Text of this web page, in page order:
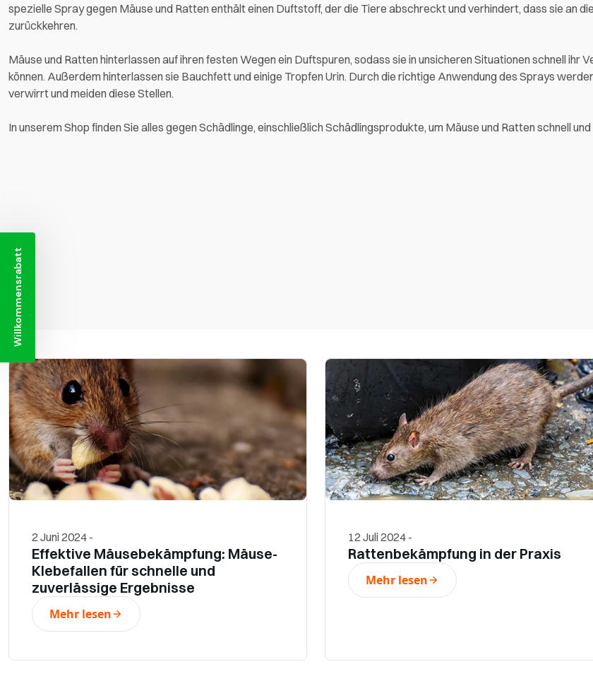
spezielle Spray gegen Mäuse und Ratten enthält einen Duftstoff, der die Tiere abschreckt und verhindert, dass sie an
zurückkehren.
Mäuse und Ratten hinterlassen auf ihren festen Wegen ein Duftspuren, sodass sie in unsicheren Situationen schnell ihr
können. Außerdem hinterlassen sie Bauchfett und einige Tropfen Urin. Durch die richtige Anwendung des Sprays
verwirrt und meiden diese Stellen.
In unserem Shop finden Sie alles gegen Schädlinge, einschließlich Schädlingsprodukte, um Mäuse und Ratten schnell
2 Juni 2024 -
Effektive Mäusebekämpfung: Mäuse-
Klebefallen für schnelle und
zuverlässige Ergebnisse
Mehr lesen
12 Juli 2024 -
Rattenbekämpfung in der Praxis
Mehr lesen
Willkommensrabatt